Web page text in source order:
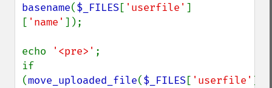
basename($_FILES[ 'userfile' ]
[ 'name' ]);
echo '<pre>' ;
if
(move_uploaded_file($_FILES[ 'userfile' ]